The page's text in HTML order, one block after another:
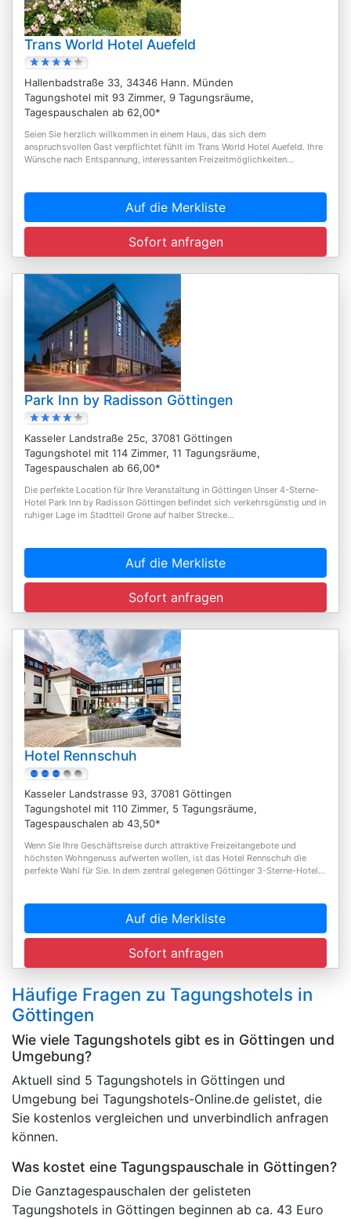
Trans World Hotel Auefeld
Hallenbadstraße 33, 34346 Hann. Münden
Tagungshotel mit 93 Zimmer, 9 Tagungsräume,
Tagespauschalen ab 62,00*
Seien Sie herzlich willkommen in einem Haus, das sich dem
anspruchsvollen Gast verpflichtet fühlt im Trans World Hotel Auefeld. Ihre
Wünsche nach Entspannung, interessanten Freizeitmöglichkeiten...
Auf die Merkliste
Sofort anfragen
Park Inn by Radisson Göttingen
Kasseler Landstraße 25c, 37081 Göttingen
Tagungshotel mit 114 Zimmer, 11 Tagungsräume,
Tagespauschalen ab 66,00*
Die perfekte Location für Ihre Veranstaltung in Göttingen Unser 4-Sterne-
Hotel Park Inn by Radisson Göttingen befindet sich verkehrsgünstig und in
ruhiger Lage im Stadtteil Grone auf halber Strecke...
Auf die Merkliste
Sofort anfragen
Hotel Rennschuh
Kasseler Landstrasse 93, 37081 Göttingen
Tagungshotel mit 110 Zimmer, 5 Tagungsräume,
Tagespauschalen ab 43,50*
Wenn Sie Ihre Geschäftsreise durch attraktive Freizeitangebote und
höchsten Wohngenuss aufwerten wollen, ist das Hotel Rennschuh die
perfekte Wahl für Sie. In dem zentral gelegenen Göttinger 3-Sterne-Hotel...
Auf die Merkliste
Sofort anfragen
Häufige Fragen zu Tagungshotels in
Göttingen
Wie viele Tagungshotels gibt es in Göttingen und
Umgebung?
Aktuell sind 5 Tagungshotels in Göttingen und
Umgebung bei Tagungshotels-Online.de gelistet, die
Sie kostenlos vergleichen und unverbindlich anfragen
können.
Was kostet eine Tagungspauschale in Göttingen?
Die Ganztagespauschalen der gelisteten
Tagungshotels in Göttingen beginnen ab ca. 43 Euro